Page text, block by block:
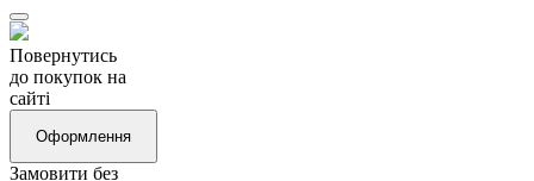
Повернутись
до покупок на
сайті
Оформлення
Замовити без